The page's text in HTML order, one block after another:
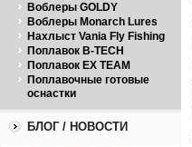
Воблеры GOLDY
Воблеры Monarch Lures
Нахлыст Vania Fly Fishing
Поплавок B-TECH
Поплавок EX TEAM
Поплавочные готовые
оснастки
БЛОГ / НОВОСТИ